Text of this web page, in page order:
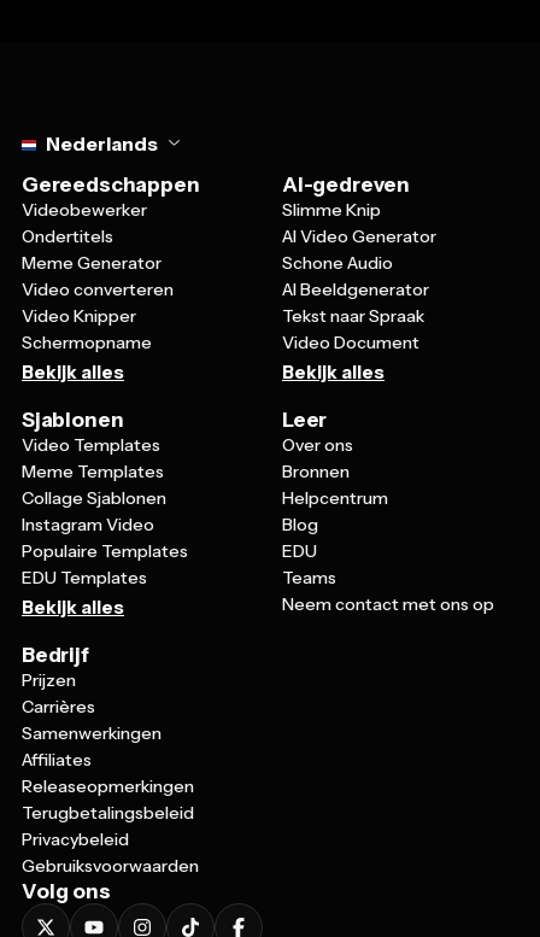
Nederlands
Gereedschappen
Videobewerker
Ondertitels
Meme Generator
Video converteren
Video Knipper
Schermopname
Bekijk alles
AI-gedreven
Slimme Knip
AI Video Generator
Schone Audio
AI Beeldgenerator
Tekst naar Spraak
Video Document
Bekijk alles
Sjablonen
Video Templates
Meme Templates
Collage Sjablonen
Instagram Video
Populaire Templates
EDU Templates
Bekijk alles
Leer
Over ons
Bronnen
Helpcentrum
Blog
EDU
Teams
Neem contact met ons op
Bedrijf
Prijzen
Carrières
Samenwerkingen
Affiliates
Releaseopmerkingen
Terugbetalingsbeleid
Privacybeleid
Gebruiksvoorwaarden
Volg ons